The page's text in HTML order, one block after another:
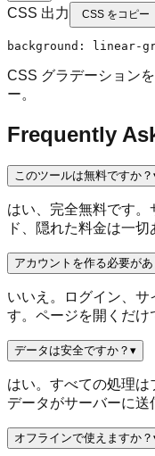
CSS 出力
CSS をコピー
background: linear-
CSS グラデーション
ー。
Frequently
このツールは無料ですか？
はい、完全無料です
ド、隠れた料金は一切
アカウントを作る必要があ
いいえ。ログイン、
す。ページを開くだけ
データは安全ですか？ ▾
はい。すべての処理
データがサーバーに送
オフラインで使えますか？